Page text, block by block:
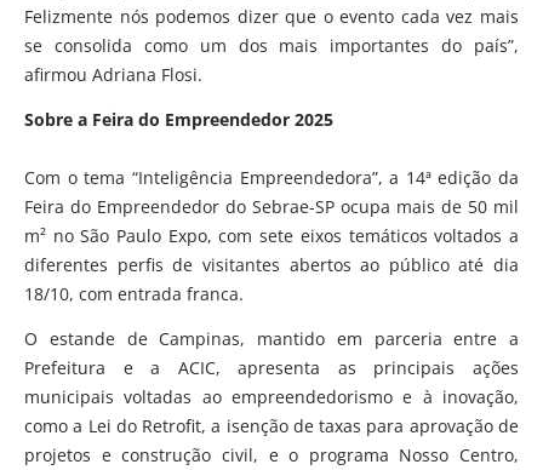
Felizmente nós podemos dizer que o evento cada vez mais
se consolida como um dos mais importantes do país”,
afirmou Adriana Flosi.
Sobre a Feira do Empreendedor 2025
Com o tema “Inteligência Empreendedora”, a 14ª edição da
Feira do Empreendedor do Sebrae-SP ocupa mais de 50 mil
m² no São Paulo Expo, com sete eixos temáticos voltados a
diferentes perfis de visitantes abertos ao público até dia
18/10, com entrada franca.
O estande de Campinas, mantido em parceria entre a
Prefeitura e a ACIC, apresenta as principais ações
municipais voltadas ao empreendedorismo e à inovação,
como a Lei do Retrofit, a isenção de taxas para aprovação de
projetos e construção civil, e o programa Nosso Centro,